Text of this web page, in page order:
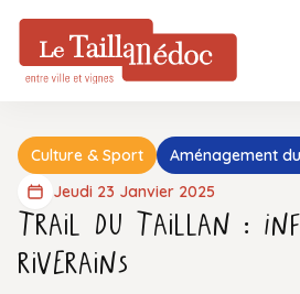
Culture & Sport
Aménagement
Jeudi 23 Janvier 2025
Trail du Taillan :
riverains